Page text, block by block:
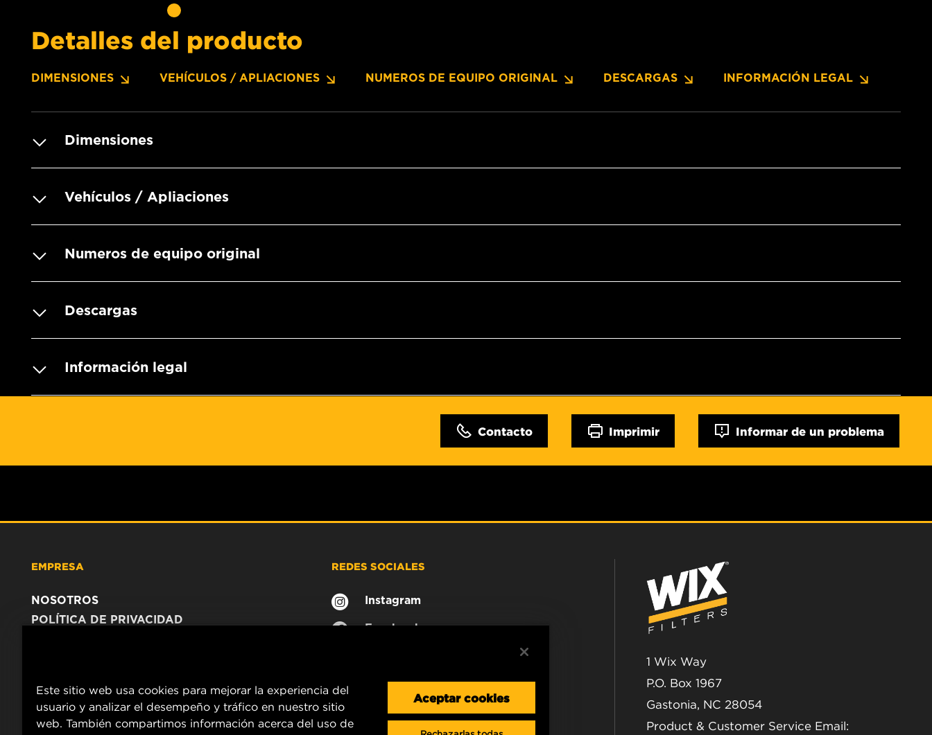
Detalles del producto
DIMENSIONES VEHÍCULOS / APLIACIONES NUMEROS DE EQUIPO ORIGINAL DESCARGAS INFORMACIÓN LEGAL
Dimensiones
Vehículos / Apliaciones
Numeros de equipo original
Descargas
Información legal
Contacto Imprimir Informar de un problema
EMPRESA
NOSOTROS
POLÍTICA DE PRIVACIDAD
REDES SOCIALES
Instagram
Facebook
1 Wix Way
P.O. Box 1967
Gastonia, NC 28054
Product & Customer Service Email:
Este sitio web usa cookies para mejorar la experiencia del
usuario y analizar el desempeño y tráfico en nuestro sitio
web. También compartimos información acerca del uso de
Aceptar cookies